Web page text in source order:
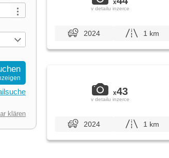
klären
x
v detailu inzerce
2024 1 km
x43
v detailu inzerce
2024 1 km